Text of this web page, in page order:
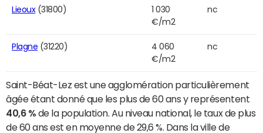
Lieoux(31800)
1 030
€/m2
nc
Plagne (31220)
4 060
€/m2
nc
Saint-Béat-Lez est une agglomération particulièrement
âgée étant donné que les plus de 60 ans y représentent
40,6 % de la population. Au niveau national, le taux de plus
de 60 ans est en moyenne de 29,6 %. Dans la ville de